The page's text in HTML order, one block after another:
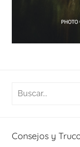
Buscar:
Consejos y